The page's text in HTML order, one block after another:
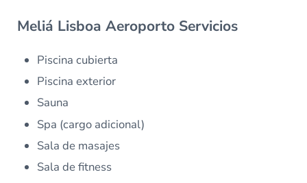
Meliá Lisboa Aeroporto Servicios
Piscina cubierta
Piscina exterior
Sauna
Spa (cargo adicional)
Sala de masajes
Sala de fitness